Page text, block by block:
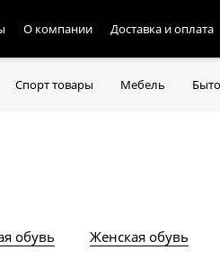
О компании Доставка и оплата
Спорт товары Мебель
обувь Женская обувь